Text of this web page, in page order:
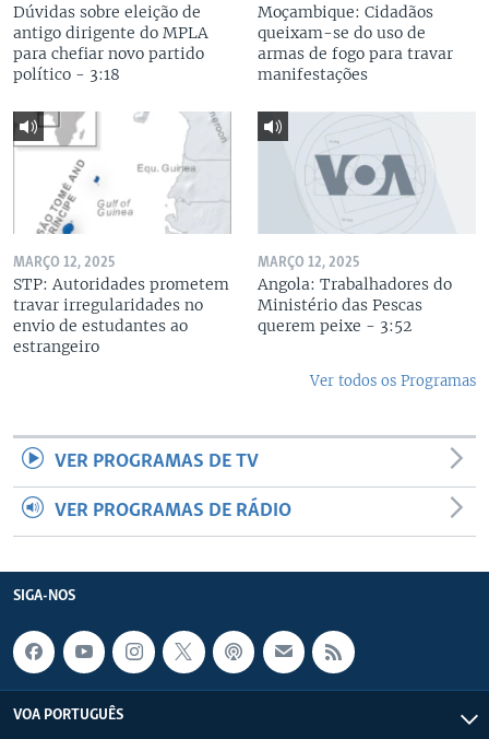
Dúvidas sobre eleição de
antigo dirigente do MPLA
para chefiar novo partido
político - 3:18
Moçambique: Cidadãos
queixam-se do uso de
armas de fogo para travar
manifestações
MARÇO 12, 2025
STP: Autoridades prometem
travar irregularidades no
envio de estudantes ao
estrangeiro
MARÇO 12, 2025
Angola: Trabalhadores do
Ministério das Pescas
querem peixe - 3:52
Ver todos os Programas
VER PROGRAMAS DE TV
VER PROGRAMAS DE RÁDIO
SIGA-NOS
VOA PORTUGUÊS